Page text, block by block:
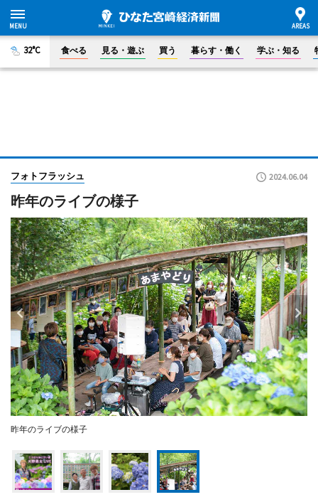
32°C 食べる 見る・遊ぶ 買う 暮らす・働く 学ぶ・知る
フォトフラッシュ 2024.06.04
昨年のライブの様子
昨年のライブの様子